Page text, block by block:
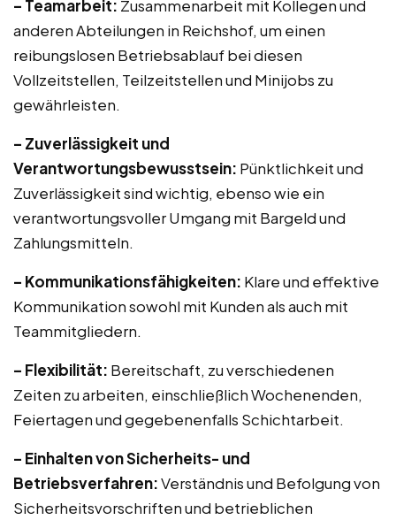
– Teamarbeit: Zusammenarbeit mit Kollegen und
anderen Abteilungen in Reichshof, um einen
reibungslosen Betriebsablauf bei diesen
Vollzeitstellen, Teilzeitstellen und Minijobs zu
gewährleisten.
– Zuverlässigkeit und
Verantwortungsbewusstsein: Pünktlichkeit und
Zuverlässigkeit sind wichtig, ebenso wie ein
verantwortungsvoller Umgang mit Bargeld und
Zahlungsmitteln.
– Kommunikationsfähigkeiten: Klare und effektive
Kommunikation sowohl mit Kunden als auch mit
Teammitgliedern.
– Flexibilität: Bereitschaft, zu verschiedenen
Zeiten zu arbeiten, einschließlich Wochenenden,
Feiertagen und gegebenenfalls Schichtarbeit.
– Einhalten von Sicherheits- und
Betriebsverfahren:Verständnis und Befolgung von
Sicherheitsvorschriften und betrieblichen